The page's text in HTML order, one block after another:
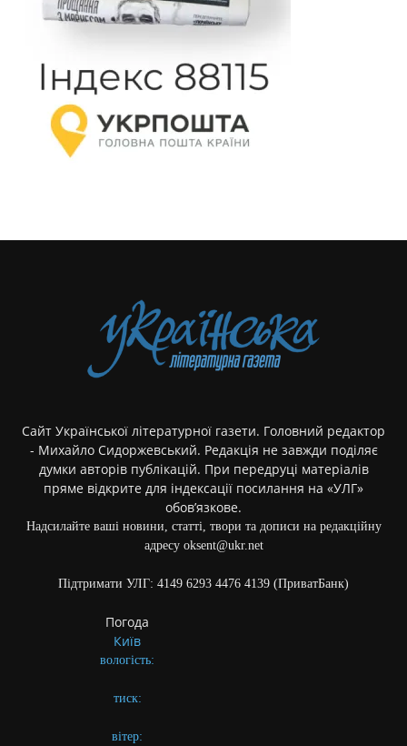
Сайт Української літературної газети. Головний редактор
- Михайло Сидоржевський. Редакція не завжди поділяє
думки авторів публікацій. При передруці матеріалів
пряме відкрите для індексації посилання на «УЛГ»
обов’язкове.
Надсилайте ваші новини, статті, твори та дописи на редакційну
адресу oksent@ukr.net
Підтримати УЛГ: 4149 6293 4476 4139 (ПриватБанк)
Погода
Київ
вологість:
тиск:
вітер: